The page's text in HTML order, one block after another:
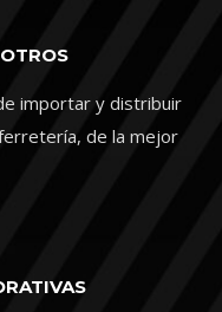
importar y distribuir
de la mejor